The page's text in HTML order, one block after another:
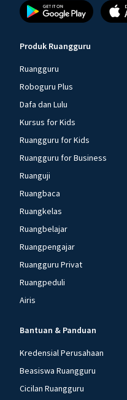
Produk Ruangguru
Ruangguru
Roboguru Plus
Dafa dan Lulu
Kursus for Kids
Ruangguru for Kids
Ruangguru for Business
Ruanguji
Ruangbaca
Ruangkelas
Ruangbelajar
Ruangpengajar
Ruangguru Privat
Ruangpeduli
Airis
Bantuan & Panduan
Kredensial Perusahaan
Beasiswa Ruangguru
Cicilan Ruangguru